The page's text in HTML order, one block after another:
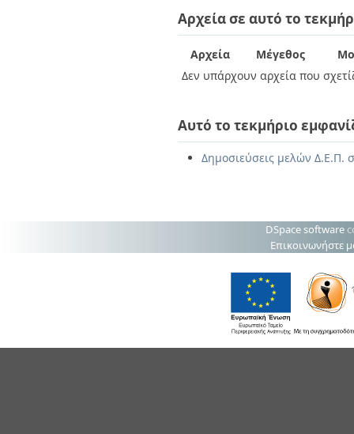
Αρχεία σε αυτό το
Αρχεία Μέγεθος
Δεν υπάρχουν αρχεία που
Αυτό το τεκμήριο
Δημοσιεύσεις μελών Δ.Ε.Π.
DSpace software
Επικοινωνήστε